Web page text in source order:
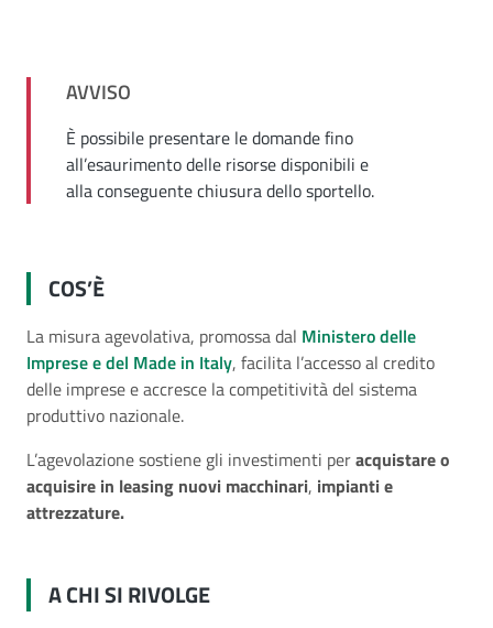
AVVISO
È possibile presentare le domande fino
all’esaurimento delle risorse disponibili e
alla conseguente chiusura dello sportello.
COS’È
La misura agevolativa, promossa dal Ministero delle
Imprese e del Made in Italy, facilita l’accesso al credito
delle imprese e accresce la competitività del sistema
produttivo nazionale.
L’agevolazione sostiene gli investimenti peracquistare o
acquisire in leasing nuovi macchinari, impianti e
attrezzature.
A CHI SI RIVOLGE